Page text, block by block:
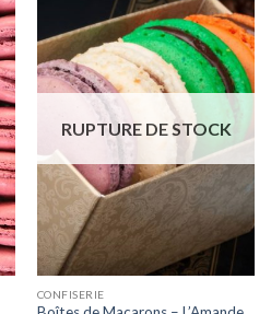
RUPTURE DE STOCK
CONFISERIE